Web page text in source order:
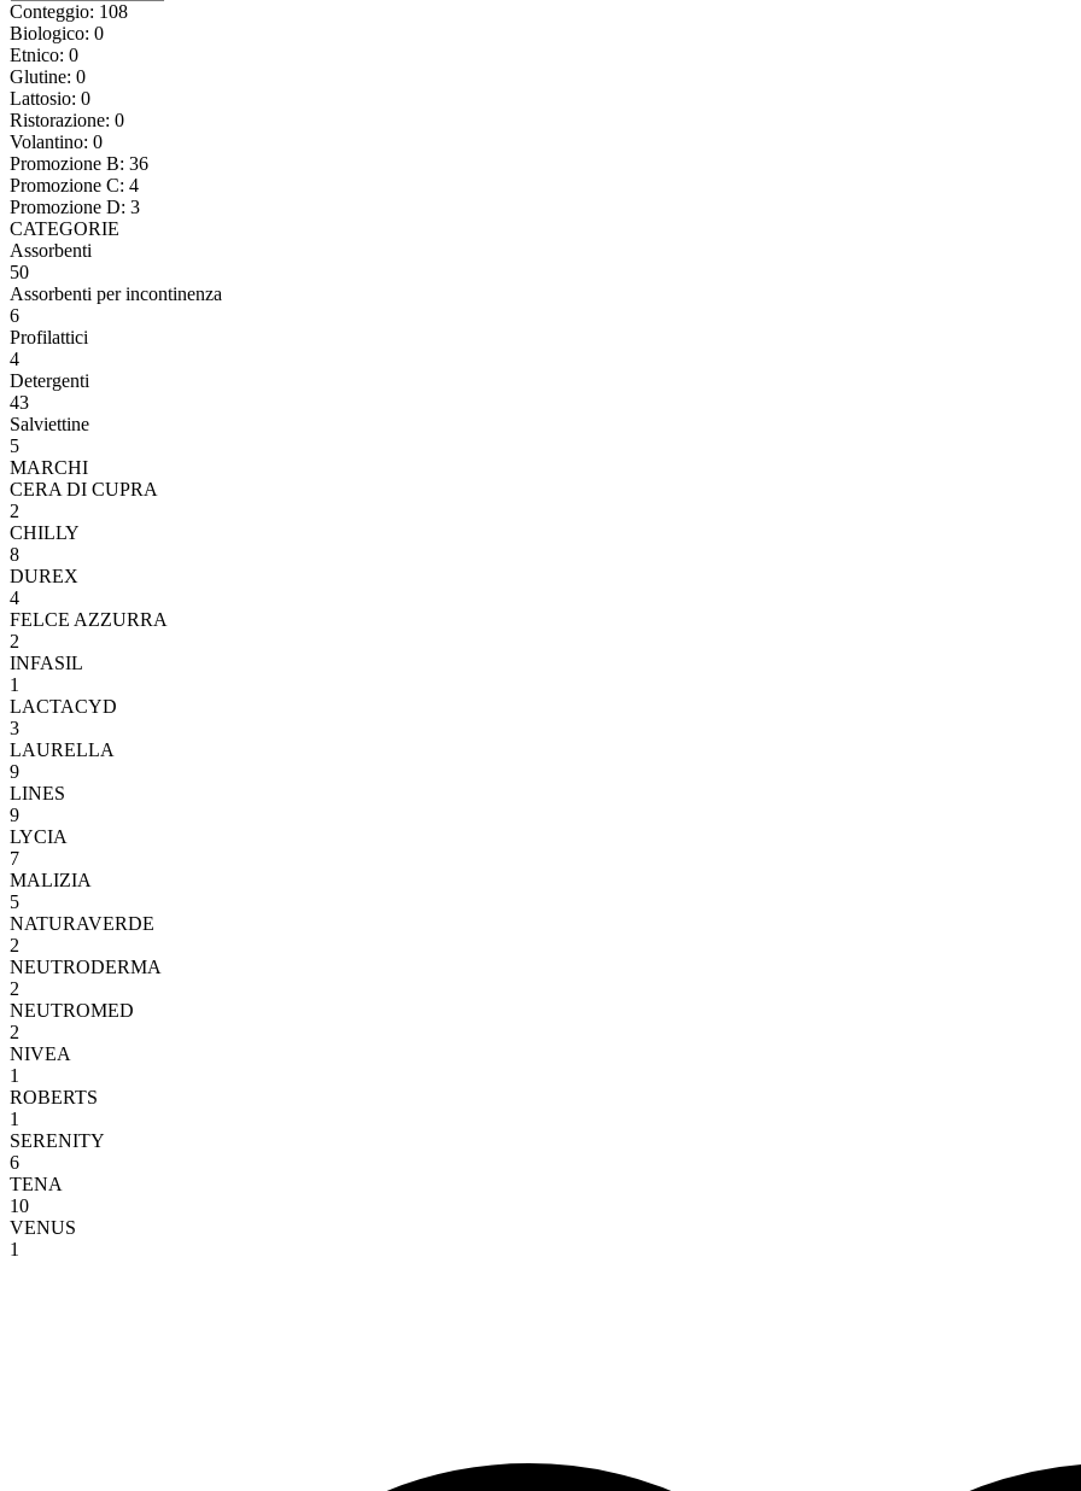
Conteggio: 108
Biologico: 0
Etnico: 0
Glutine: 0
Lattosio: 0
Ristorazione: 0
Volantino: 0
Promozione B: 36
Promozione C: 4
Promozione D: 3
CATEGORIE
Assorbenti
50
Assorbenti per incontinenza
6
Profilattici
4
Detergenti
43
Salviettine
5
MARCHI
CERA DI CUPRA
2
CHILLY
8
DUREX
4
FELCE AZZURRA
2
INFASIL
1
LACTACYD
3
LAURELLA
9
LINES
9
LYCIA
7
MALIZIA
5
NATURAVERDE
2
NEUTRODERMA
2
NEUTROMED
2
NIVEA
1
ROBERTS
1
SERENITY
6
TENA
10
VENUS
1